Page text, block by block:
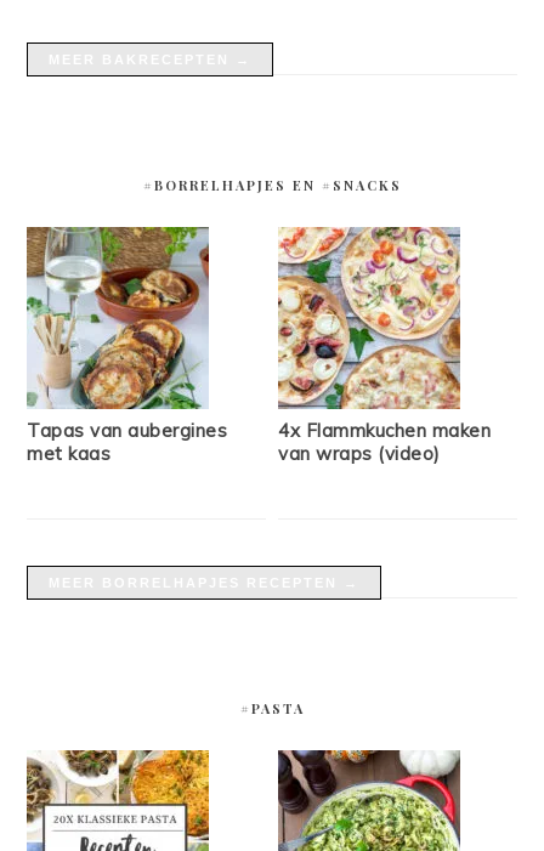
#BORRELHAPJES EN #SNACKS
Tapas van aubergines
met kaas
4x Flammkuchen maken
van wraps (video)
#PASTA